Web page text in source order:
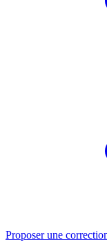
Proposer une